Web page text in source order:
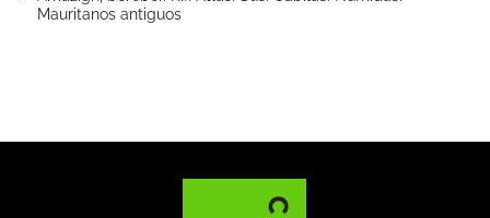
Mauritanos antiguos